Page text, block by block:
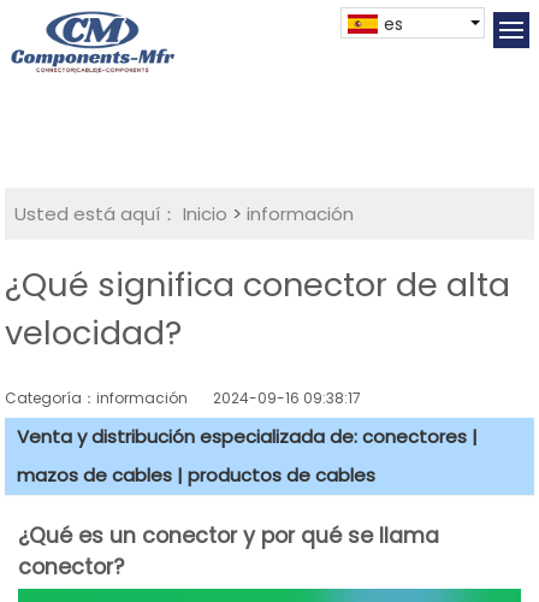
es
Usted está aquí： Inicio >información
¿Qué significa conector de alta
velocidad?
Categoría：información 2024-09-16 09:38:17
Venta y distribución especializada de: conectores |
mazos de cables | productos de cables
¿Qué es un conector y por qué se llama
conector?